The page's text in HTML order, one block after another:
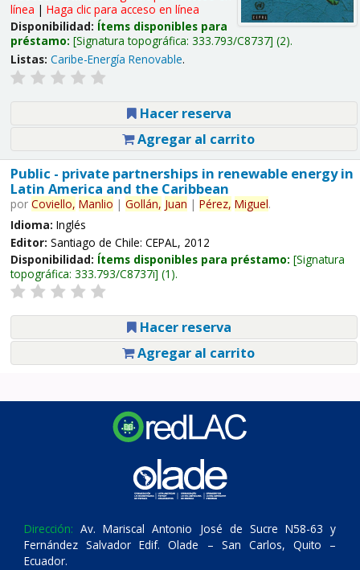
línea | Haga clic para acceso en línea
Disponibilidad: Ítems disponibles para
préstamo: Signatura topográfica: 333.793/C8737 (2).
Listas: Caribe-Energía Renovable.
Hacer reserva
Agregar al carrito
Public - private partnerships in renewable energy in
Latin America and the Caribbean
por Coviello, Manlio | Gollán, Juan | Pérez, Miguel.
Idioma: Inglés
Editor: Santiago de Chile: CEPAL, 2012
Disponibilidad: Ítems disponibles para préstamo: Signatura
topográfica: 333.793/C8737i (1).
Hacer reserva
Agregar al carrito
Dirección: Av. Mariscal Antonio José de Sucre N58-63 y
Fernández Salvador Edif. Olade – San Carlos, Quito –
Ecuador.